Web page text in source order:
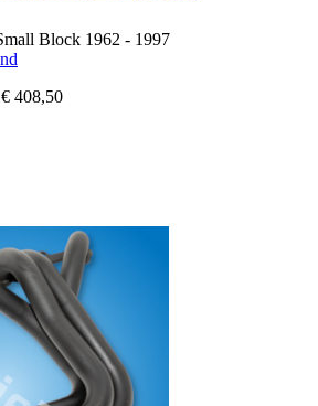
Block 1962 - 1997
€ 408,50